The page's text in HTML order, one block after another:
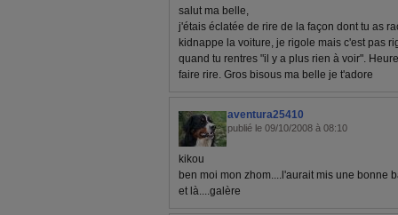
salut ma belle,
j'étais éclatée de rire de la façon dont tu as
kidnappe la voiture, je rigole mais c'est pas
quand tu rentres "il y a plus rien à voir".
faire rire. Gros bisous ma belle je t'adore
aventura25410
publié le 09/10/2008 à 08:10
kikou
ben moi mon zhom....l'aurait mis une bonne
et là....galère